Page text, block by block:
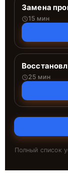
Замена
15 мин
25 мин
Полный список